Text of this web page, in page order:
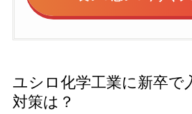
ユシロ化学工業に新卒で
対策は？